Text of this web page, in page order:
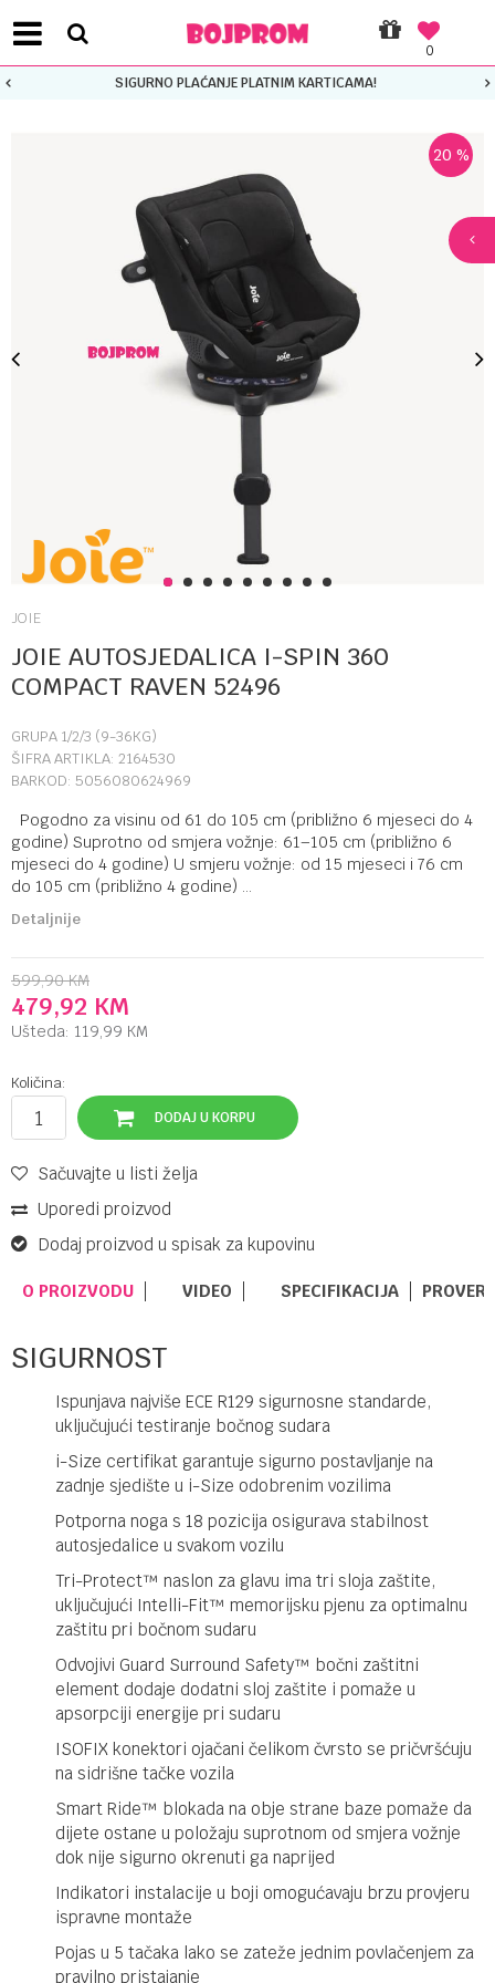
0
SIGURNO PLAĆANJE PLATNIM KARTICAMA!
1 2 3 4 5 6 7 8 9
20 %
JOIE
JOIE AUTOSJEDALICA I-SPIN 360
COMPACT RAVEN 52496
GRUPA 1/2/3 (9-36KG)
ŠIFRA ARTIKLA: 2164530
BARKOD: 5056080624969
Pogodno za visinu od 61 do 105 cm (približno 6 mjeseci do 4
godine) Suprotno od smjera vožnje: 61–105 cm (približno 6
mjeseci do 4 godine) U smjeru vožnje: od 15 mjeseci i 76 cm
do 105 cm (približno 4 godine) ...
Detaljnije
599,90 KM
479,92 KM
Ušteda: 119,99 KM
Količina:
DODAJ U KORPU
Sačuvajte u listi želja
Uporedi proizvod
Dodaj proizvod u spisak za kupovinu
O PROIZVODU VIDEO SPECIFIKACIJA
SIGURNOST
Ispunjava najviše ECE R129 sigurnosne standarde,
uključujući testiranje bočnog sudara
i-Size certifikat garantuje sigurno postavljanje na
zadnje sjedište u i-Size odobrenim vozilima
Potporna noga s 18 pozicija osigurava stabilnost
autosjedalice u svakom vozilu
Tri-Protect™ naslon za glavu ima tri sloja zaštite,
uključujući Intelli-Fit™ memorijsku pjenu za optimalnu
zaštitu pri bočnom sudaru
Odvojivi Guard Surround Safety™ bočni zaštitni
element dodaje dodatni sloj zaštite i pomaže u
apsorpciji energije pri sudaru
ISOFIX konektori ojačani čelikom čvrsto se pričvršćuju
na sidrišne tačke vozila
Smart Ride™ blokada na obje strane baze pomaže da
dijete ostane u položaju suprotnom od smjera vožnje
dok nije sigurno okrenuti ga naprijed
Indikatori instalacije u boji omogućavaju brzu provjeru
ispravne montaže
Pojas u 5 tačaka lako se zateže jednim povlačenjem za
pravilno pristajanje